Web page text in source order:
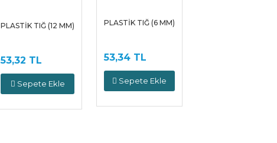
PLASTİK TIĞ (12 MM)
53,32 TL
Sepete Ekle
PLASTİK TIĞ (6 MM)
53,34 TL
Sepete Ekle